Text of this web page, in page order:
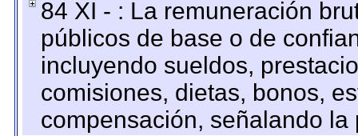
84 XI - : La remuneración
públicos de base o de
incluyendo sueldos,
comisiones, dietas, bonos,
compensación, señalando